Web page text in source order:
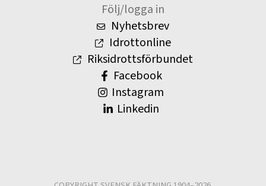
Följ/logga in
Nyhetsbrev
Idrottonline
Riksidrottsförbundet
Facebook
Instagram
Linkedin